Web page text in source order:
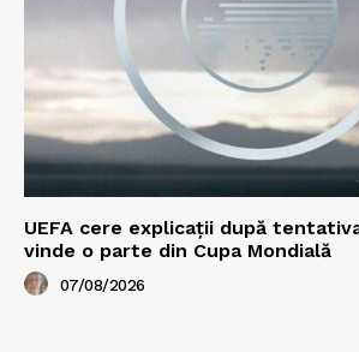
UEFA cere explicații după
vinde o parte din Cupa Mondială
07/08/2026